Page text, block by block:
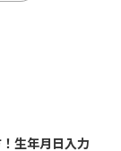
生年月日入力